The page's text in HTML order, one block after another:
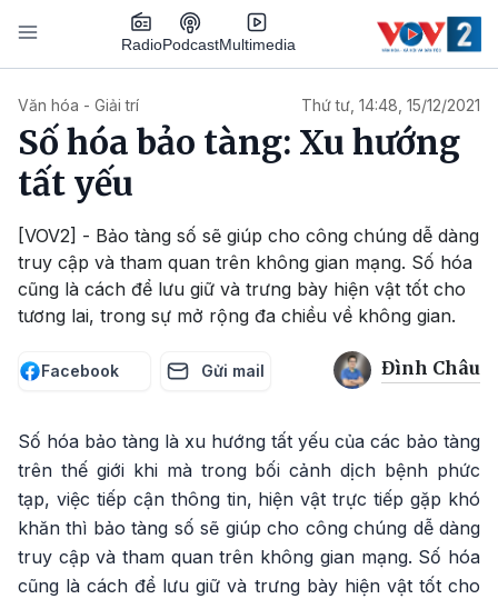
Nhảy đến nội dung
RadioPodcastMultimedia
Văn hóa - Giải trí Thứ tư, 14:48, 15/12/2021
Số hóa bảo tàng: Xu hướng
tất yếu
[VOV2] - Bảo tàng số sẽ giúp cho công chúng dễ dàng
truy cập và tham quan trên không gian mạng. Số hóa
cũng là cách để lưu giữ và trưng bày hiện vật tốt cho
tương lai, trong sự mở rộng đa chiều về không gian.
Facebook Gửi mail Đình Châu
Số hóa bảo tàng là xu hướng tất yếu của các bảo tàng
trên thế giới khi mà trong bối cảnh dịch bệnh phức
tạp, việc tiếp cận thông tin, hiện vật trực tiếp gặp khó
khăn thì bảo tàng số sẽ giúp cho công chúng dễ dàng
truy cập và tham quan trên không gian mạng. Số hóa
cũng là cách để lưu giữ và trưng bày hiện vật tốt cho